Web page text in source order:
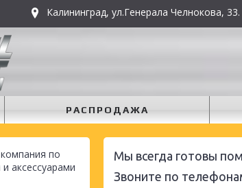
Калининград, ул.Генерала Челнокова,
РАСПРОДАЖА
по
аксессуарами
Мы всегда готовы
Звоните по